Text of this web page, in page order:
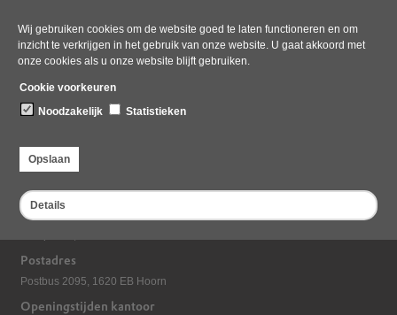
Wij gebruiken cookies om de website goed te laten functioneren en om
inzicht te verkrijgen in het gebruik van onze website. U gaat akkoord met
onze cookies als u onze website blijft gebruiken.
Cookie voorkeuren
Noodzakelijk
Statistieken
Opslaan
Details
Deel deze pagina
Bezoekadres
Postadres
Postbus 2095, 1620 EB Hoorn
Openingstijden kantoor